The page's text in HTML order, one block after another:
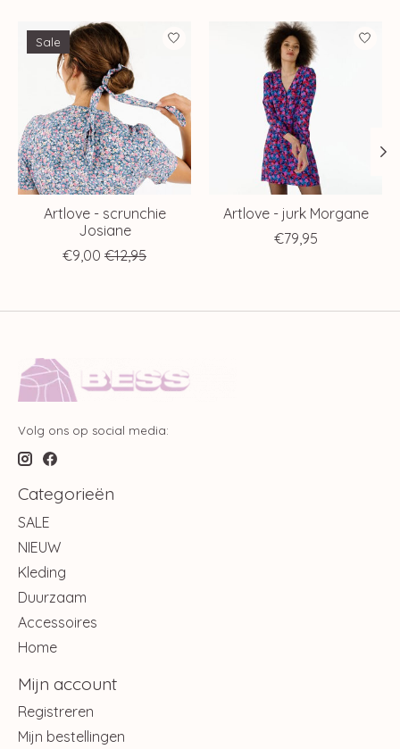
Items van productcarrousel
Sale
Artlove - scrunchie
Josiane
€9,00 €12,95
Artlove - jurk Morgane
€79,95
Volg ons op social media:
Categorieën
SALE
NIEUW
Kleding
Duurzaam
Accessoires
Home
Mijn account
Registreren
Mijn bestellingen